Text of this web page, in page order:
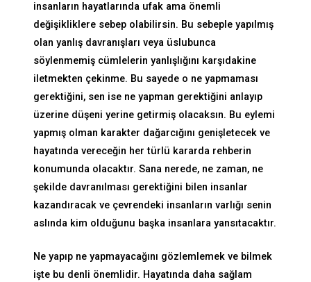
insanların hayatlarında ufak ama önemli
değişikliklere sebep olabilirsin. Bu sebeple yapılmış
olan yanlış davranışları veya üslubunca
söylenmemiş cümlelerin yanlışlığını karşıdakine
iletmekten çekinme. Bu sayede o ne yapmaması
gerektiğini, sen ise ne yapman gerektiğini anlayıp
üzerine düşeni yerine getirmiş olacaksın. Bu eylemi
yapmış olman karakter dağarcığını genişletecek ve
hayatında vereceğin her türlü kararda rehberin
konumunda olacaktır. Sana nerede, ne zaman, ne
şekilde davranılması gerektiğini bilen insanlar
kazandıracak ve çevrendeki insanların varlığı senin
aslında kim olduğunu başka insanlara yansıtacaktır.
Ne yapıp ne yapmayacağını gözlemlemek ve bilmek
işte bu denli önemlidir. Hayatında daha sağlam